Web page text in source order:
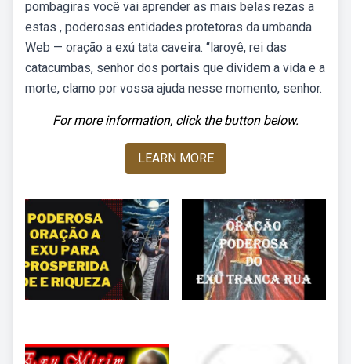
pombagiras você vai aprender as mais belas rezas a
estas , poderosas entidades protetoras da umbanda.
Web — oração a exú tata caveira. “laroyê, rei das
catacumbas, senhor dos portais que dividem a vida e a
morte, clamo por vossa ajuda nesse momento, senhor.
For more information, click the button below.
LEARN MORE